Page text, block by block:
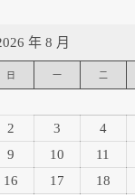
年 8 月
日 一 二
2
3 4
9
10 11
16
17 18